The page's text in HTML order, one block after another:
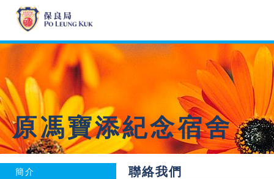
原馮寶添紀念宿舍
簡介
聯絡我們